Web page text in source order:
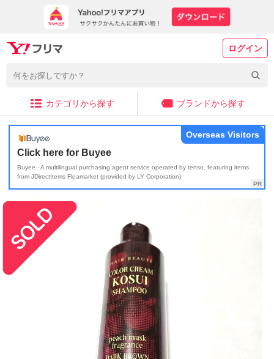
ログイン
カテゴリから探す ブランドから探す
Click here for Buyee
Buyee - A multilingual purchasing agent service operated by tenso, featuring items
from JDirectItems Fleamarket (provided by LY Corporation)
Overseas Visitors